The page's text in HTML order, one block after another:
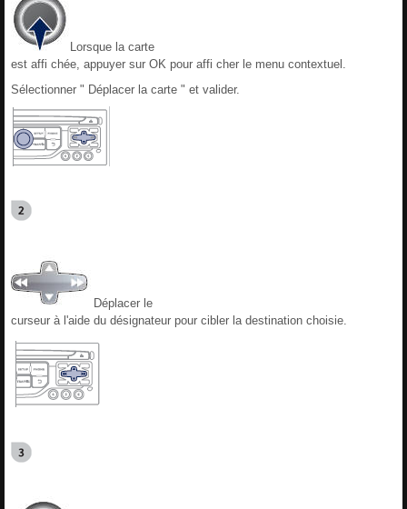
Lorsque la carte
est affi chée, appuyer sur OK pour affi cher le menu contextuel.
Sélectionner " Déplacer la carte " et valider.
Déplacer le
curseur à l'aide du désignateur pour cibler la destination choisie.